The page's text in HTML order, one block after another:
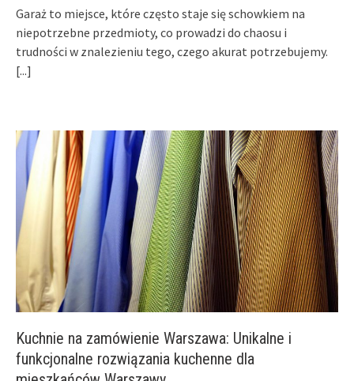
Garaż to miejsce, które często staje się schowkiem na
niepotrzebne przedmioty, co prowadzi do chaosu i
trudności w znalezieniu tego, czego akurat potrzebujemy.
[...]
Kuchnie na zamówienie Warszawa: Unikalne i
funkcjonalne rozwiązania kuchenne dla